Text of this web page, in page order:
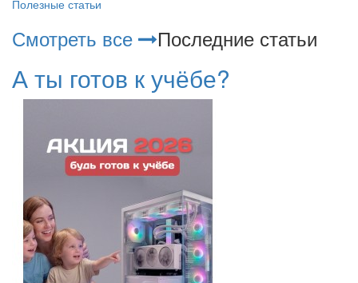
Полезные статьи
Смотреть все Последние статьи
А ты готов к учёбе?